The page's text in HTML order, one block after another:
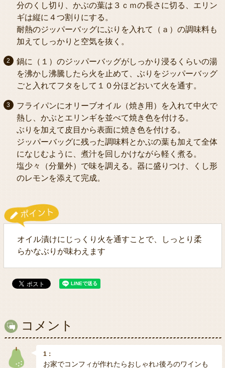
分のくし切り、かぶの葉は３ｃｍの長さに切る、エリン
ギは縦に４つ割りにする。
耐熱のジッパーバッグにぶりを入れて（ａ）の調味料も
加えてしっかりと空気を抜く。
鍋に（１）のジッパーバッグがしっかり浸るくらいの湯
を沸かし沸騰したら火を止めて、ぶりをジッパーバッグ
ごと入れてフタをして１０分ほどおいて火を通す。
フライパンにオリーブオイル（焼き用）を入れて中火で
熱し、かぶとエリンギを並べて焼き色を付ける。
ぶりを加えて皮目から表面に焼き色を付ける。
ジッパーバッグに残った調味料とかぶの葉も加えて全体
になじむように、煮汁を回しかけながら軽く煮る。
塩少々（分量外）で味を調える。器に盛りつけ、くし形
のレモンを添えて完成。
オイル漬けにじっくり火を通すことで、しっとり柔
らかなぶりが味わえます
コメント
1：
お家でコンフィが作れたらおしゃれ♪後ろのワインも